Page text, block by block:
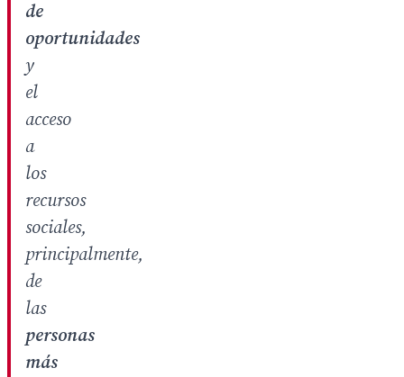
de
oportunidades
y
el
acceso
a
los
recursos
sociales,
principalmente,
de
las
personas
más